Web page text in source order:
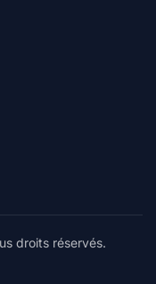
droits réservés.